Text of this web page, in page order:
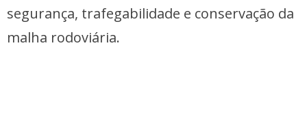
segurança, trafegabilidade e conservação da
malha rodoviária.